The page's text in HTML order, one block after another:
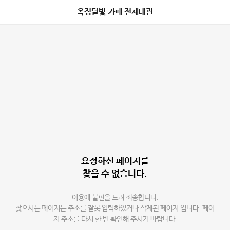
옥정달빛 카페 전체대관
요청하신 페이지를
찾을 수 없습니다.
이용에 불편을 드려 죄송합니다.
찾으시는 페이지는 주소를 잘못 입력하였거나 삭제된 페이지 입니다. 페이
지 주소를 다시 한 번 확인해 주시기 바랍니다.